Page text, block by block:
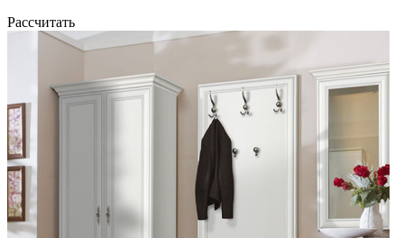
Рассчитать